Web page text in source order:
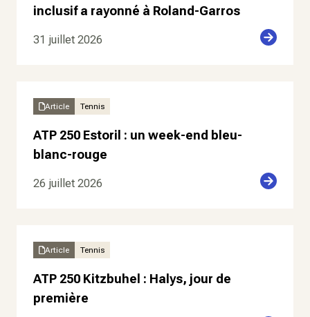
inclusif a rayonné à Roland-Garros
31 juillet 2026
Article Tennis
ATP 250 Estoril : un week-end bleu-
blanc-rouge
26 juillet 2026
Article Tennis
ATP 250 Kitzbuhel : Halys, jour de
première